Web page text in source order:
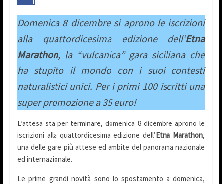
Domenica 8 dicembre si aprono le iscrizioni
alla quattordicesima edizione dell’Etna
Marathon, la “vulcanica” gara siciliana che
ha stupito il mondo con i suoi contesti
naturalistici unici. Per i primi 100 iscritti una
super promozione a 35 euro!
L’attesa sta per terminare, domenica 8 dicembre aprono le
iscrizioni alla quattordicesima edizione dell’Etna Marathon,
una delle gare più attese ed ambite del panorama nazionale
ed internazionale.
Le prime grandi novità sono lo spostamento a domenica,